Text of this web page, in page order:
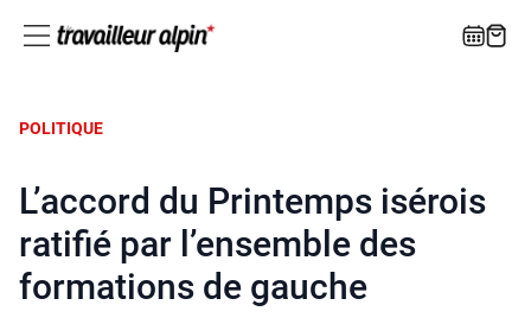
POLITIQUE
L’accord du Printemps isérois
ratifié par l’ensemble des
formations de gauche